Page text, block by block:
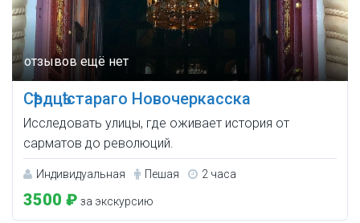
Сѣрдцѣ стараго Новочеркасска
Исследовать улицы, где оживает история от
сарматов до революций.
Индивидуальная Пешая 2 часа
3500 ₽ за экскурсию